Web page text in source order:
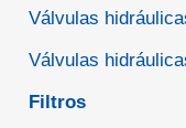
Válvulas
Válvulas
Filtros